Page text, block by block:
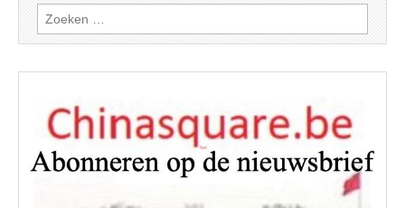
Zoeken
naar: